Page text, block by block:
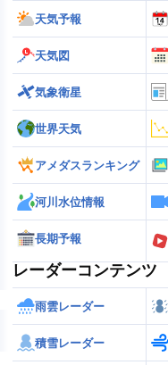
天気予報
天気図
気象衛星
世界天気
アメダスランキング
河川水位情報
長期予報
レーダーコンテンツ
雨雲レーダー
積雪レーダー